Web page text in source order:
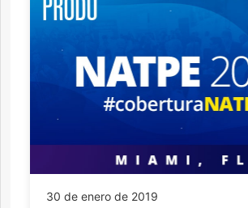
30 de enero de 2019